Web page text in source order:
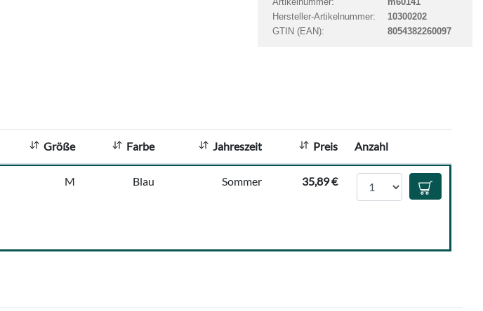
t
a
:
Hersteller-Artikelnummer:
10300202
GTIN (EAN):
8054382260097
Größe Farbe Jahreszeit Preis Anzahl
M Blau Sommer 35,89 € In den